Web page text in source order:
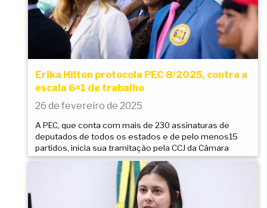
Erika Hilton protocola PEC 8/2025, contra a
escala 6×1 de trabalho
26 de fevereiro de 2025
A PEC, que conta com mais de 230 assinaturas de
deputados de todos os estados e de pelo menos15
partidos, inicia sua tramitação pela CCJ da Câmara